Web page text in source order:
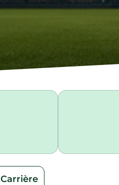
Carrière